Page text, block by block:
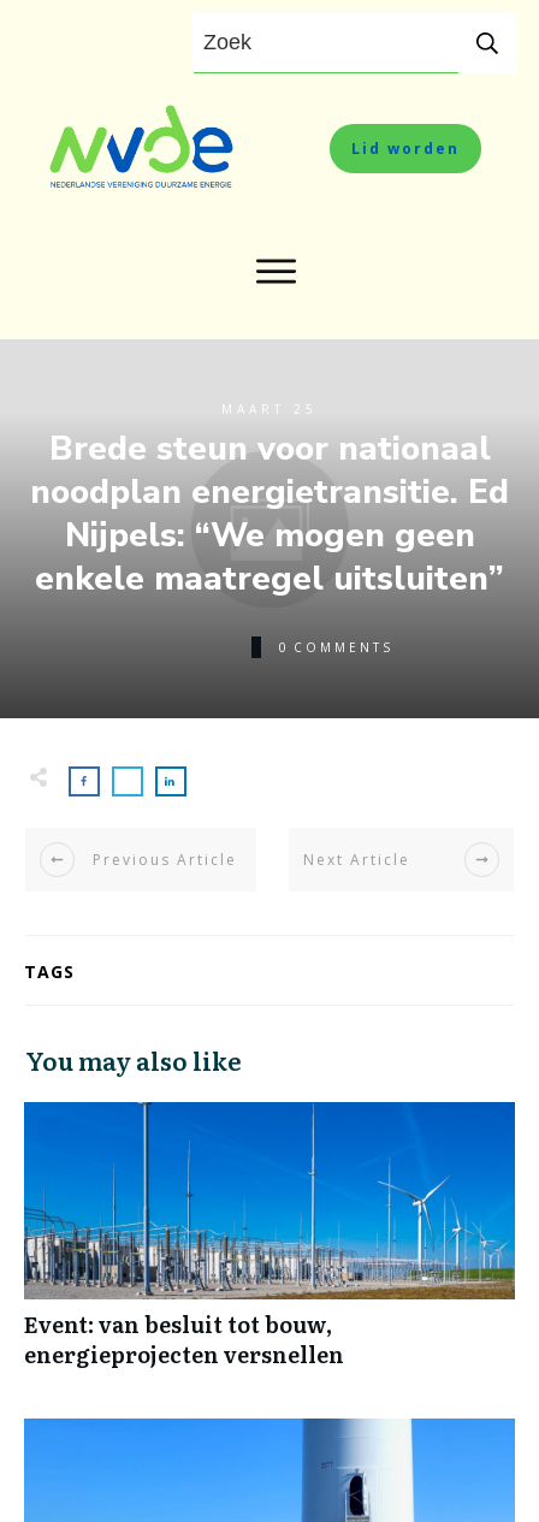
Lid worden
MAART 25
Brede steun voor nationaal
noodplan energietransitie. Ed
Nijpels: “We mogen geen
enkele maatregel uitsluiten”
0 COMMENTS
Previous Article Next Article
TAGS
You may also like
Event: van besluit tot bouw,
energieprojecten versnellen